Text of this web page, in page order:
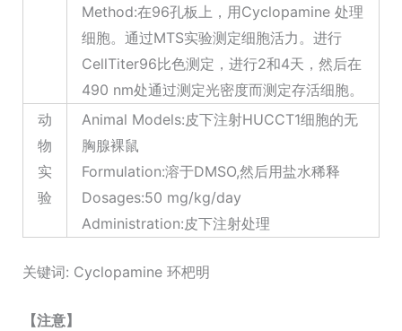
Method:在96孔板上，用Cyclopamine 处理
细胞。通过MTS实验测定细胞活力。进行
CellTiter96比色测定，进行2和4天，然后在
490 nm处通过测定光密度而测定存活细胞。
动
物
实
验
Animal Models:皮下注射HUCCT1细胞的无
胸腺裸鼠
Formulation:溶于DMSO,然后用盐水稀释
Dosages:50 mg/kg/day
Administration:皮下注射处理
关键词: Cyclopamine 环杷明
【注意】